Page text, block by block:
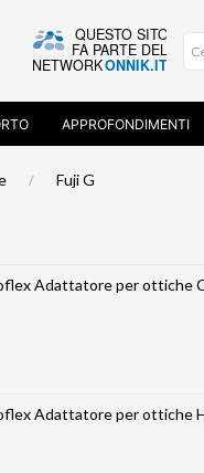
APPROFONDIMENTI
Fuji G
Adattatore per ottiche
Adattatore per ottiche